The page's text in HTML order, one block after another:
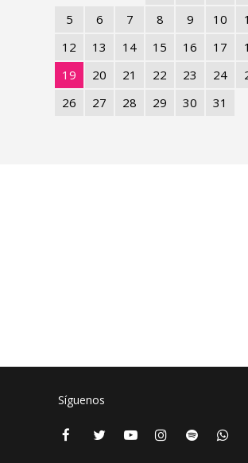
5
6 7 8 9 10
12
13 14 15 16 17
19
20 21 22 23 24
26
27 28 29 30 31
Síguenos